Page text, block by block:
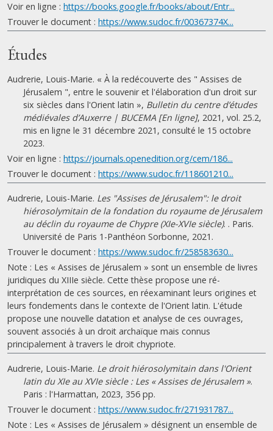
Voir en ligne : https://books.google.fr/books/about/Entr...
Trouver le document : https://www.sudoc.fr/00367374X...
Études
Audrerie, Louis-Marie. « À la redécouverte des " Assises de
Jérusalem ", entre le souvenir et l'élaboration d'un droit sur
six siècles dans l'Orient latin », Bulletin du centre d’études
médiévales d’Auxerre | BUCEMA [En ligne], 2021, vol. 25.2,
mis en ligne le 31 décembre 2021, consulté le 15 octobre
2023.
Voir en ligne : https://journals.openedition.org/cem/186...
Trouver le document : https://www.sudoc.fr/118601210...
Audrerie, Louis-Marie. Les "Assises de Jérusalem": le droit
hiérosolymitain de la fondation du royaume de Jérusalem
au déclin du royaume de Chypre (XIe-XVIe siècle). . Paris.
Université de Paris 1-Panthéon Sorbonne, 2021.
Trouver le document : https://www.sudoc.fr/258583630...
Note : Les « Assises de Jérusalem » sont un ensemble de livres
juridiques du XIIIe siècle. Cette thèse propose une ré-
interprétation de ces sources, en réexaminant leurs origines et
leurs fondements dans le contexte de l'Orient latin. L'étude
propose une nouvelle datation et analyse de ces ouvrages,
souvent associés à un droit archaïque mais connus
principalement à travers le droit chypriote.
Audrerie, Louis-Marie. Le droit hiérosolymitain dans l'Orient
latin du XIe au XVIe siècle : Les « Assises de Jérusalem ».
Paris : l'Harmattan, 2023, 356 pp.
Trouver le document : https://www.sudoc.fr/271931787...
Note : Les « Assises de Jérusalem » désignent un ensemble de